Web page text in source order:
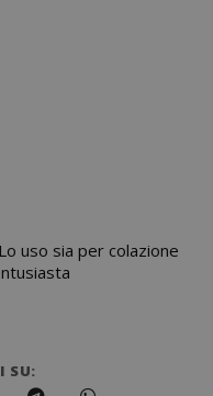
uso sia per colazione
SU: